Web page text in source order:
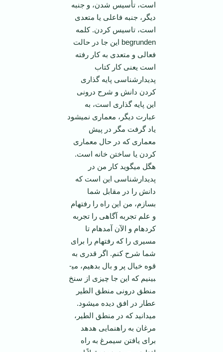
است، تأسیس شدن، و جنبه
دیگر، جنبه فاعلی یا متعدی
است، تاسیس کردن. کلمه
begrunden این جا در حالت
فعالی و متعدی به کار رفته
است یعنی کار کتاب
پدیدارشناسی پایه گذاری
کردن دانش و شرح درونی
این پایه گذاری است، به
عبارت دیگر، معماری نمی­شود
یاد گرفت مگر در پیش
معماری که در حال معماری
کردن یا ساختن خانه است.
هگل می­گوید کار من در
پدیدارشناسی این است که
دانش را در مقابل شما
بسازم، من این راه را رفته­ام
و علم تجربه آگاهی را تجربه
کرده­ام و الآن آمده­ام تا
مسیری را که رفته­ام را برای
شما شرح کنم. اگر قدری به
قوه خیال پر و بال بدهیم، می­
بینیم که این جا چیزی از سنخ
منطق درونی منطق الطیر
عطار در افق دیده می­شود.
می­دانید که در منطق الطیر،
مرغان به راهنمایی هدهد
برای یافتن سیمرغ به راه